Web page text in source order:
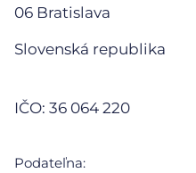
06 Bratislava
Slovenská republika
IČO: 36 064 220
Podateľna: